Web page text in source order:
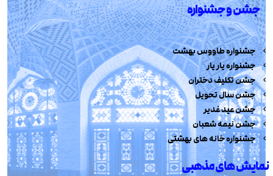
جشن و جشنواره
جشنواره طاووس بهشت
جشنواره یار یار
جشن تکلیف دختران
جشن سال تحویل
جشن عید غدیر
جشن نیمه شعبان
جشنواره خانه های بهشتی
نمایش های مذهبی